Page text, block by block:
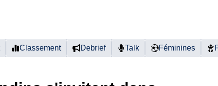
Classement Debrief Talk Féminines